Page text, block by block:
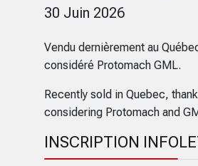
30 Juin 2026
Vendu dernièrement au
considéré Protomach GML.
Recently sold in Quebec,
considering Protomach and
INSCRIPTION